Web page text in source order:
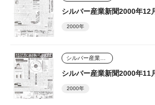
シルバー産業新聞2000年12
2000年
シルバー産業新聞2000年11
2000年